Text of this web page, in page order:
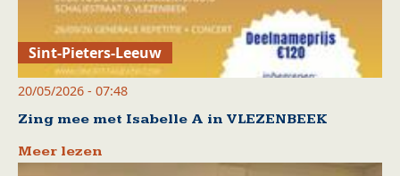
Sint-Pieters-Leeuw
20/05/2026 - 07:48
Zing mee met Isabelle A in VLEZENBEEK
Meer lezen